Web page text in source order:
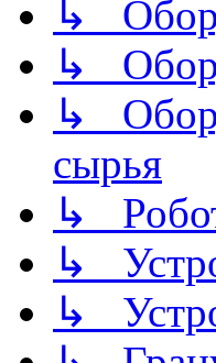
↳
↳
↳
сырья
↳
↳
↳